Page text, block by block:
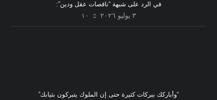
في الرد على شبهة “ناقصات عقل ودين”:
٣ يوليو ٢٠٢٦ ١٠
“وأباركك ببركات كثيرة حتى إن الملوك يتبركون بثيابك”